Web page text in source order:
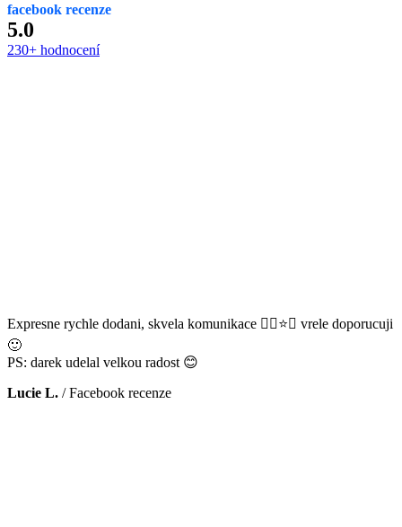
facebook recenze
5.0
230+ hodnocení
Expresne rychle dodani, skvela komunikace 👌🏻⭐️😊 vrele doporucuji
🙂
PS: darek udelal velkou radost 😊
Lucie L. /Facebook recenze